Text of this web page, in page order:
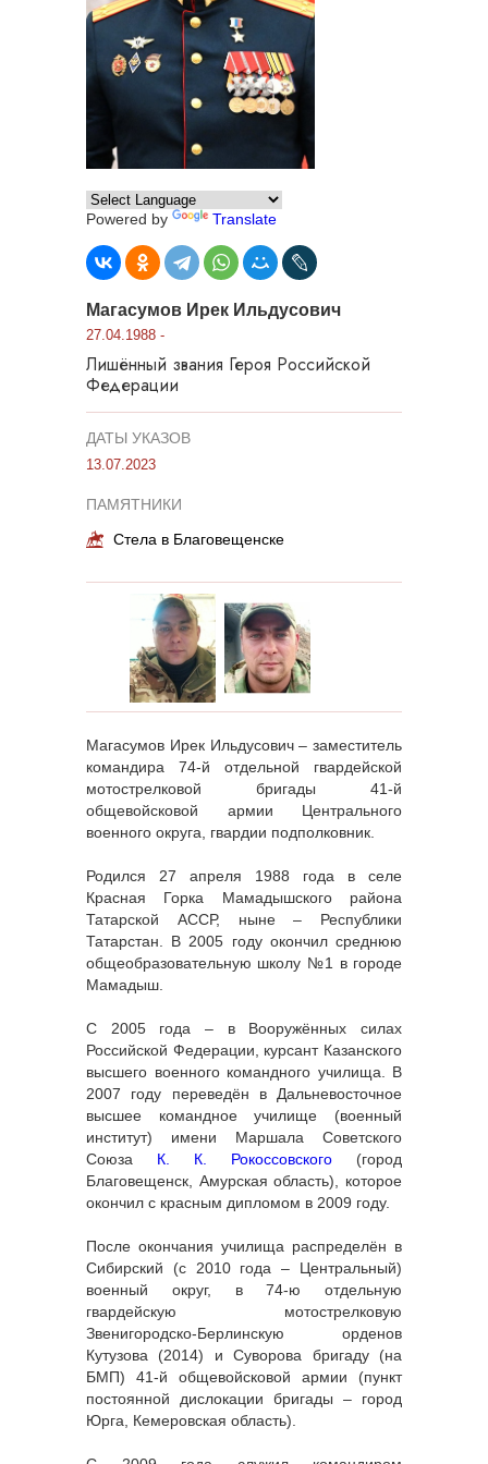
Powered by Translate
Магасумов Ирек Ильдусович
27.04.1988 -
Лишённый звания Героя Российской
Федерации
ДАТЫ УКАЗОВ
13.07.2023
ПАМЯТНИКИ
Стела в Благовещенске
Магасумов Ирек Ильдусович – заместитель
командира 74-й отдельной гвардейской
мотострелковой бригады 41-й
общевойсковой армии Центрального
военного округа, гвардии подполковник.
Родился 27 апреля 1988 года в селе
Красная Горка Мамадышского района
Татарской АССР, ныне – Республики
Татарстан. В 2005 году окончил среднюю
общеобразовательную школу №1 в городе
Мамадыш.
С 2005 года – в Вооружённых силах
Российской Федерации, курсант Казанского
высшего военного командного училища. В
2007 году переведён в Дальневосточное
высшее командное училище (военный
институт) имени Маршала Советского
Союза К. К. Рокоссовского (город
Благовещенск, Амурская область), которое
окончил с красным дипломом в 2009 году.
После окончания училища распределён в
Сибирский (с 2010 года – Центральный)
военный округ, в 74-ю отдельную
гвардейскую мотострелковую
Звенигородско-Берлинскую орденов
Кутузова (2014) и Суворова бригаду (на
БМП) 41-й общевойсковой армии (пункт
постоянной дислокации бригады – город
Юрга, Кемеровская область).